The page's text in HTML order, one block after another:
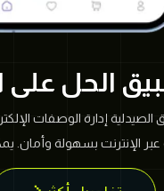
إدارة الوصفات
الإنترنت بسهولة وأمان.
التطبيق، ويمكن للصيدليات